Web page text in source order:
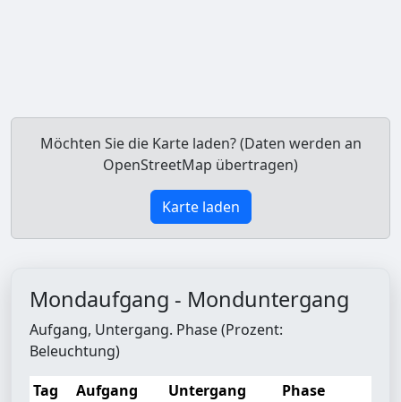
Möchten Sie die Karte laden? (Daten werden an
OpenStreetMap übertragen)
Karte laden
Mondaufgang - Monduntergang
Aufgang, Untergang. Phase (Prozent:
Beleuchtung)
Tag
Aufgang Untergang
Phase